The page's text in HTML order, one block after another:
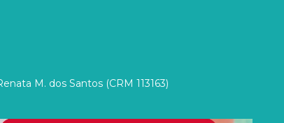
M. dos Santos (CRM 113163)